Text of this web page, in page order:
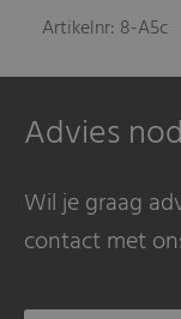
Artikelnr: 8-A5c
Advies
Wil je graag
contact met